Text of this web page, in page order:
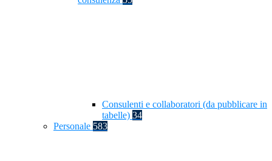
Consulenti e collaboratori (da pubblicare in
tabelle) 34
Personale 583